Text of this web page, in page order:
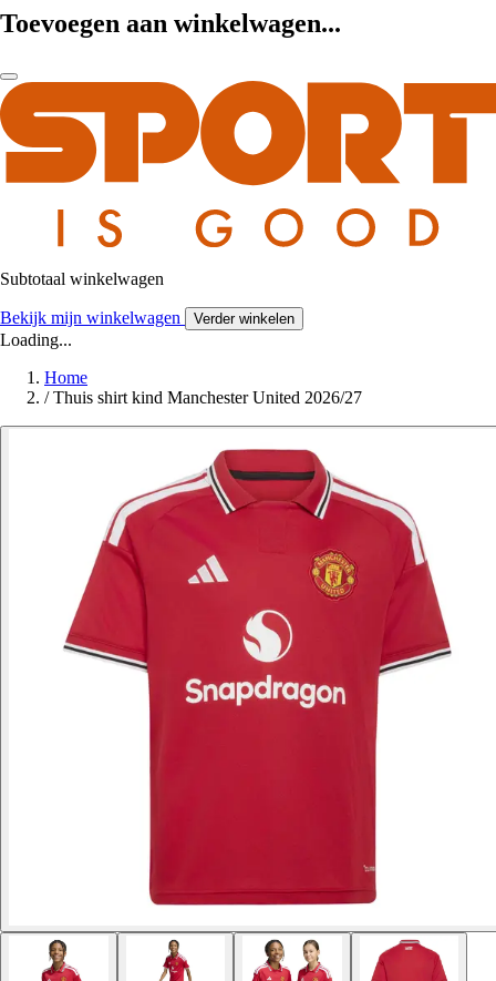
Toevoegen aan winkelwagen...
Subtotaal winkelwagen
Bekijk mijn winkelwagen Verder winkelen
Loading...
Home
/ Thuis shirt kind Manchester United 2026/27